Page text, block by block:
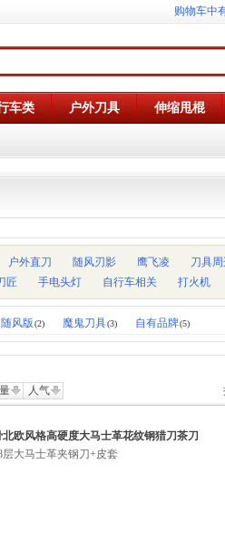
购物车中
车类 户外刀具 伸缩甩棍
户外直刀 随风刃影 鹰飞凌 刀具周
匠 手电头灯 自行车相关 打火机
随风版(2) 魔鬼刀具(3) 自有品牌(5)
人气
欧风格高硬度大马士革花纹钢猎刀茶刀
大马士革夹钢刀+皮套